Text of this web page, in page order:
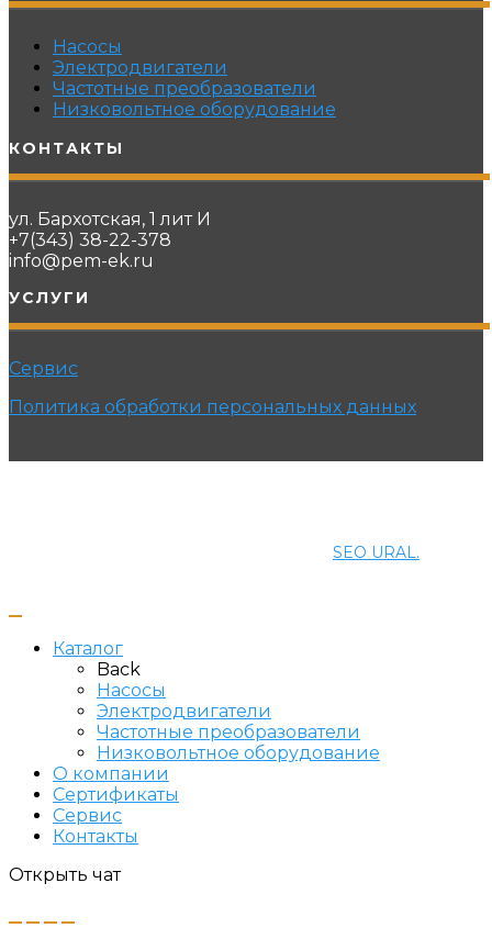
Насосы
Электродвигатели
Частотные преобразователи
Низковольтное оборудование
КОНТАКТЫ
ул. Бархотская, 1 лит И
+7(343) 38-22-378
info@pem-ek.ru
УСЛУГИ
Сервис
Политика обработки персональных данных
SEO URAL.
Каталог
Back
Насосы
Электродвигатели
Частотные преобразователи
Низковольтное оборудование
О компании
Сертификаты
Сервис
Контакты
Открыть чат